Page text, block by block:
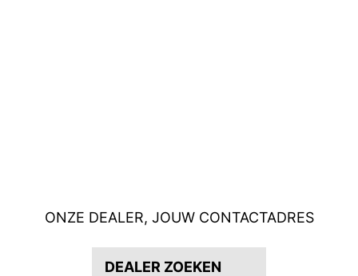
ONZE DEALER, JOUW CONTACTADRES
DEALER ZOEKEN